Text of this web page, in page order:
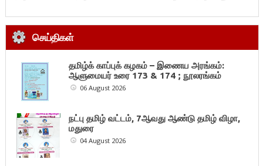
செய்திகள்
தமிழ்க் காப்புக் கழகம் – இணைய அரங்கம்:
ஆளுமையர் உரை 173 & 174 ; நூலரங்கம்
06 August 2026
நட்பு தமிழ் வட்டம், 7ஆவது ஆண்டு தமிழ் விழா,
மதுரை
04 August 2026